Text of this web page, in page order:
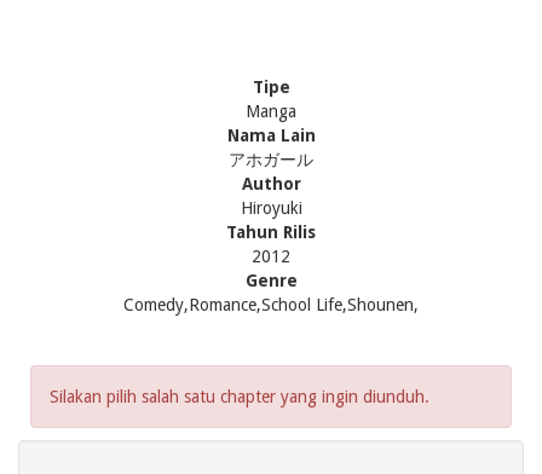
Tipe
Manga
Nama Lain
アホガール
Author
Hiroyuki
Tahun Rilis
2012
Genre
Comedy,Romance,School Life,Shounen,
Silakan pilih salah satu chapter yang ingin diunduh.